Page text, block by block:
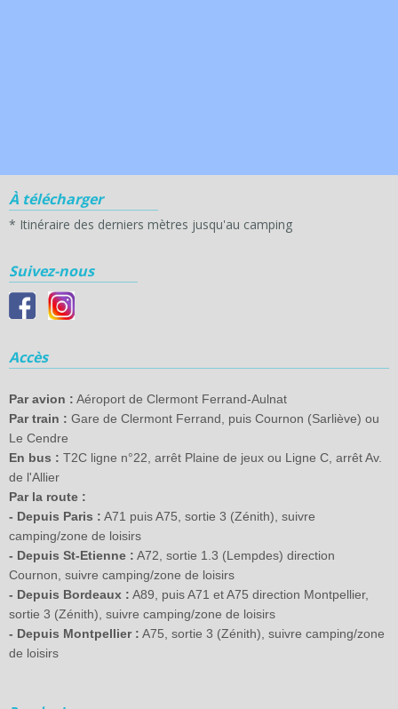
À télécharger
* Itinéraire des derniers mètres jusqu'au camping
Suivez-nous
Accès
Par avion : Aéroport de Clermont Ferrand-Aulnat
Par train : Gare de Clermont Ferrand, puis Cournon (Sarliève) ou
Le Cendre
En bus : T2C ligne n°22, arrêt Plaine de jeux ou Ligne C, arrêt Av.
de l'Allier
Par la route :
- Depuis Paris : A71 puis A75, sortie 3 (Zénith), suivre
camping/zone de loisirs
- Depuis St-Etienne : A72, sortie 1.3 (Lempdes) direction
Cournon, suivre camping/zone de loisirs
- Depuis Bordeaux : A89, puis A71 et A75 direction Montpellier,
sortie 3 (Zénith), suivre camping/zone de loisirs
- Depuis Montpellier : A75, sortie 3 (Zénith), suivre camping/zone
de loisirs